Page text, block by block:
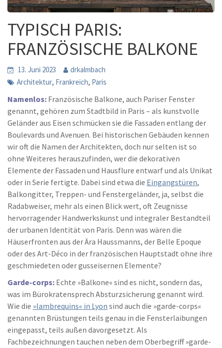
TYPISCH PARIS:
FRANZÖSISCHE BALKONE
13. Juni 2023
drkalmbach
Architektur, Frankreich, Paris
Namenlos: Französische Balkone, auch Pariser Fenster
genannt, gehören zum Stadtbild in Paris – als kunstvolle
Geländer aus Eisen schmücken sie die Fassaden entlang der
Boulevards und Avenuen. Bei historischen Gebäuden kennen
wir oft die Namen der Architekten, doch nur selten ist so
ohne Weiteres herauszufinden, wer die dekorativen
Elemente der Fassaden und Hausflure entwarf und als Unikat
oder in Serie fertigte. Dabei sind etwa die Eingangstüren,
Balkongitter, Treppen- und Fenstergeländer, ja, selbst die
Radabweiser, mehr als einen Blick wert, oft Zeugnisse
hervorragender Handwerkskunst und integraler Bestandteil
der urbanen Identität von Paris. Denn was wären die
Häuserfronten aus der Ära Haussmanns, der Belle Epoque
oder des Art-Déco in der französischen Hauptstadt ohne ihre
geschmiedeten oder gusseisernen Elemente?
Garde-corps: Echte »Balkone« sind es nicht, sondern das,
was im Bürokratensprech Absturzsicherung genannt wird.
Wie die »lambrequins« in Lyon sind auch die »garde-corps«
genannten Brüstungen teils genau in die Fensterlaibungen
eingepasst, teils außen davorgesetzt. Als
Fachbezeichnungen tauchen neben dem Oberbegriff »garde-